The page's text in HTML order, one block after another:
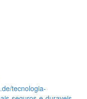
tecnologia-